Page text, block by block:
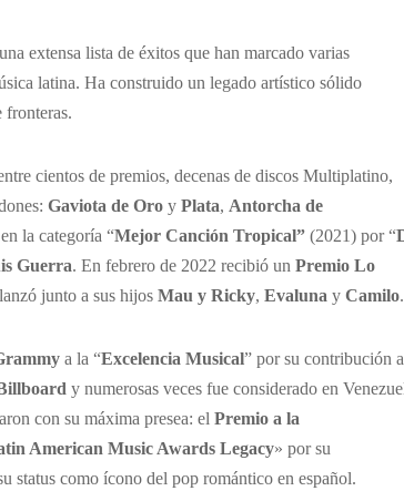
extensa lista de éxitos que han marcado varias
latina. Ha construido un legado artístico sólido
fronteras.
cientos de premios, decenas de discos Multiplatino,
Gaviota de Oro y Plata, Antorcha de
en la categoría “Mejor Canción Tropical” (2021) por “
Guerra. En febrero de 2022 recibió un Premio Lo
junto a sus hijos Mau y Ricky, Evaluna y Camilo.
a la “Excelencia Musical” por su contribución
y numerosas veces fue considerado en
con su máxima presea: el Premio a la
American Music Awards Legacy» por su
status como ícono del pop romántico en español.